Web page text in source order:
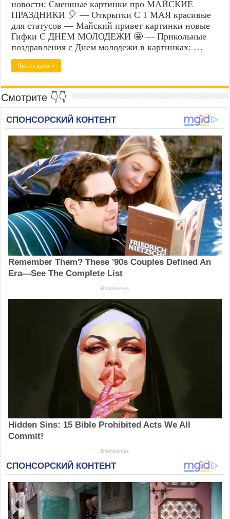
новости: Смешные картинки про МАЙСКИЕ
ПРАЗДНИКИ 🎈 — Открытки С 1 МАЯ красивые
для статусов — Майский привет картинки новые
Гифки С ДНЕМ МОЛОДЕЖИ 🤩 — Прикольные
поздравления с Днем молодежи в картинках: …
Читать далее »
Смотрите 👇👇